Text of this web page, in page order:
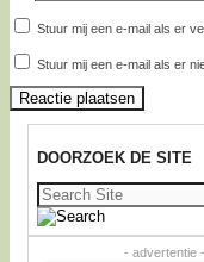
Stuur mij een e-mail als er
Stuur mij een e-mail als er
DOORZOEK DE SITE
Zoeken
naar:
- advertentie -